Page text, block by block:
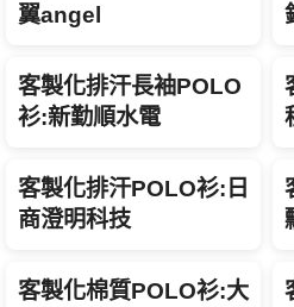
翼angel
客製化排汗長袖POLO
衫:新勤順水電
客製化排汗POLO衫:日
商澄明科技
客製化棉質POLO衫:大